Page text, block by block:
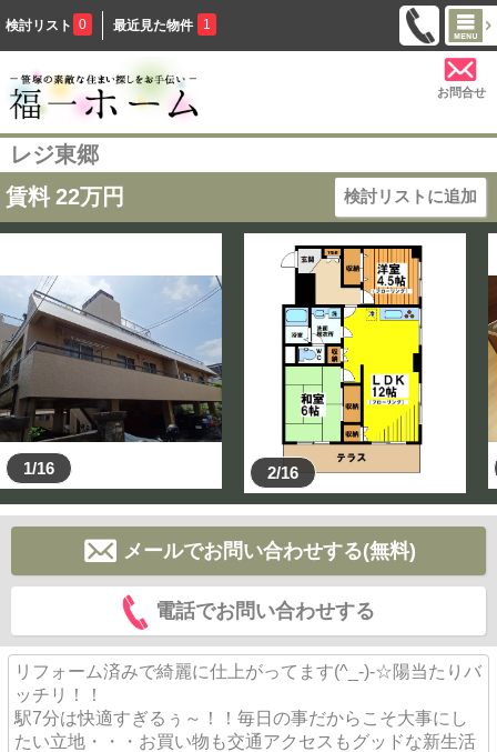
検討リスト 0 最近見た物件 1
お問合せ
レジ東郷
賃料 22万円 検討リストに追加
1/16 2/16
メールでお問い合わせする(無料)
電話でお問い合わせする
リフォーム済みで綺麗に仕上がってます(^_-)-☆陽当たりバ
ッチリ！！
駅7分は快適すぎるぅ～！！毎日の事だからこそ大事にし
たい立地・・・お買い物も交通アクセスもグッドな新生活